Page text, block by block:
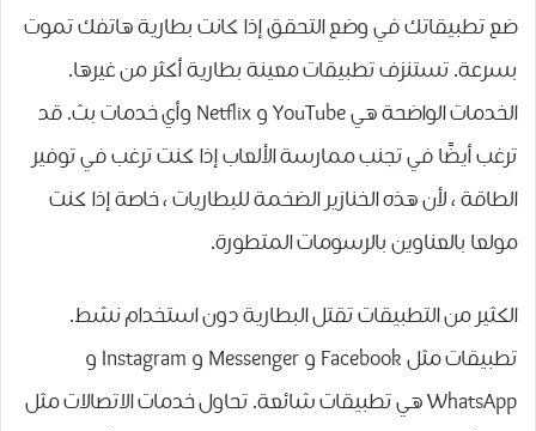
ضع تطبيقاتك في وضع التحقق إذا كانت بطارية هاتفك تموت
بسرعة. تستنزف تطبيقات معينة بطارية أكثر من غيرها.
الخدمات الواضحة هي YouTube و Netflix وأي خدمات بث. قد
ترغب أيضًا في تجنب ممارسة الألعاب إذا كنت ترغب في توفير
الطاقة ، لأن هذه الخنازير الضخمة للبطاريات ، خاصة إذا كنت
مولعا بالعناوين بالرسومات المتطورة.
الكثير من التطبيقات تقتل البطارية دون استخدام نشط.
تطبيقات مثل Facebook و Messenger و Instagram و
WhatsApp هي تطبيقات شائعة. تحاول خدمات الاتصالات مثل